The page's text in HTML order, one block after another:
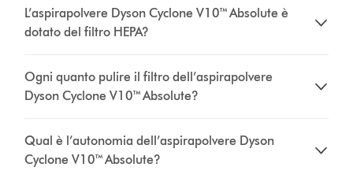
L’aspirapolvere Dyson Cyclone V10™ Absolute è
dotato del filtro HEPA?
Ogni quanto pulire il filtro dell’aspirapolvere
Dyson Cyclone V10™ Absolute?
Qual è l’autonomia dell’aspirapolvere Dyson
Cyclone V10™ Absolute?